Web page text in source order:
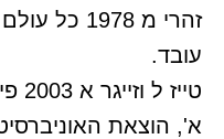
זהרי מ
עובד.
א', הוצאת